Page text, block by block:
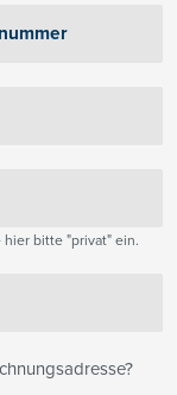
hier bitte "privat" ein.